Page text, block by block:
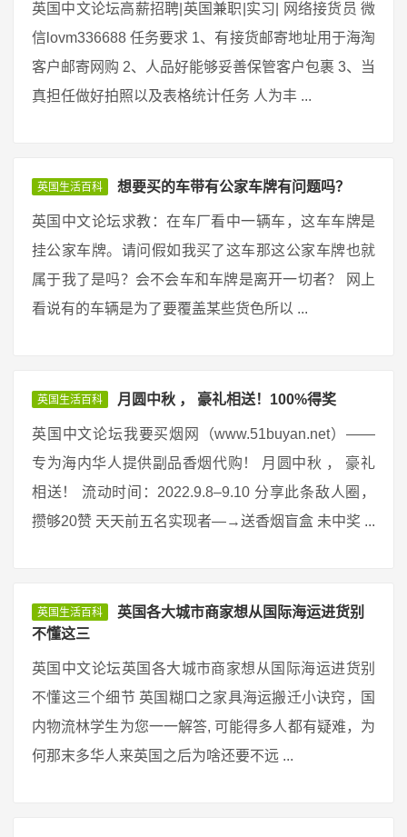
英国中文论坛高薪招聘|英国兼职|实习| 网络接货员 微
信lovm336688 任务要求 1、有接货邮寄地址用于海淘
客户邮寄网购 2、人品好能够妥善保管客户包裹 3、当
真担任做好拍照以及表格统计任务 人为丰 ...
英国生活百科 想要买的车带有公家车牌有问题吗？
英国中文论坛求教：在车厂看中一辆车，这车车牌是
挂公家车牌。请问假如我买了这车那这公家车牌也就
属于我了是吗？会不会车和车牌是离开一切者？ 网上
看说有的车辆是为了要覆盖某些货色所以 ...
英国生活百科 月圆中秋 ， 豪礼相送！100%得奖
英国中文论坛我要买烟网（www.51buyan.net）——
专为海内华人提供副品香烟代购！ 月圆中秋 ， 豪礼
相送！ 流动时间：2022.9.8–9.10 分享此条敌人圈，
攒够20赞 天天前五名实现者—→送香烟盲盒 未中奖 ...
英国生活百科
英国各大城市商家想从国际海运进货别
不懂这三
英国中文论坛英国各大城市商家想从国际海运进货别
不懂这三个细节 英国糊口之家具海运搬迁小诀窍，国
内物流林学生为您一一解答, 可能得多人都有疑难，为
何那末多华人来英国之后为啥还要不远 ...